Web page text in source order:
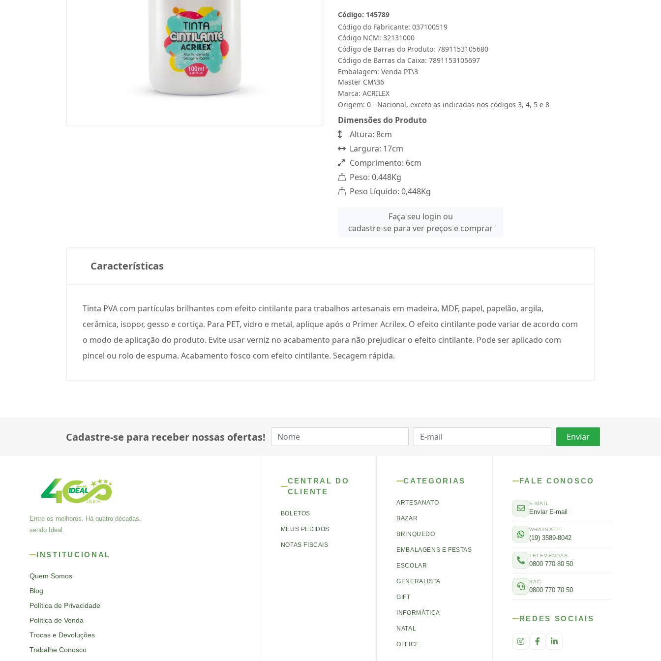
Código do Fabricante: 037100519
Código: 145789
Código NCM: 32131000
Código de Barras do Produto: 7891153105680
Código de Barras da Caixa: 7891153105697
Embalagem: Venda PT\3
Master CM\36
Marca: ACRILEX
Origem: 0 - Nacional, exceto as indicadas nos códigos 3, 4, 5 e 8
Dimensões do Produto
Altura: 8cm
Largura: 17cm
Comprimento: 6cm
Peso: 0,448Kg
Peso Líquido: 0,448Kg
Faça seu login ou
cadastre-se para ver preços e comprar
Características
Tinta PVA com partículas brilhantes com efeito cintilante para trabalhos artesanais em madeira, MDF, papel, papelão, argila,
cerâmica, isopor, gesso e cortiça. Para PET, vidro e metal, aplique após o Primer Acrilex. O efeito cintilante pode variar de acordo com
o modo de aplicação do produto. Evite usar verniz no acabamento para não prejudicar o efeito cintilante. Pode ser aplicado com
pincel ou rolo de espuma. Acabamento fosco com efeito cintilante. Secagem rápida.
Cadastre-se para receber nossas ofertas!
Entre os melhores. Há quatro décadas,
sendo Ideal.
INSTITUCIONAL
Quem Somos
Blog
Política de Privacidade
Política de Venda
Trocas e Devoluções
Trabalhe Conosco
CENTRAL DO
CLIENTE
BOLETOS
MEUS PEDIDOS
NOTAS FISCAIS
CATEGORIAS
ARTESANATO
BAZAR
BRINQUEDO
EMBALAGENS E FESTAS
ESCOLAR
GENERALISTA
GIFT
INFORMÁTICA
NATAL
OFFICE
FALE CONOSCO
E-MAIL
Enviar E-mail
WHATSAPP
(19) 3589-8042
TELEVENDAS
0800 770 80 50
SAC
0800 770 70 50
REDES SOCIAIS